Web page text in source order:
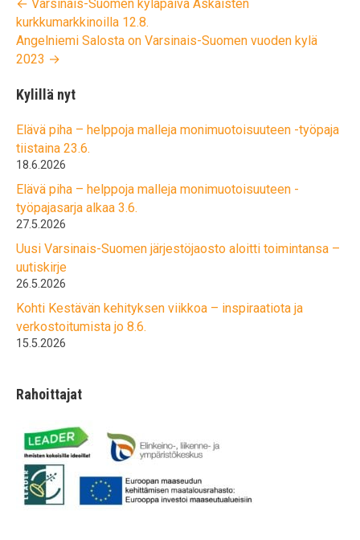
← Varsinais-Suomen kyläpäivä Askaisten
kurkkumarkkinoilla 12.8.
Angelniemi Salosta on Varsinais-Suomen vuoden kylä
2023 →
Kylillä nyt
Elävä piha – helppoja malleja monimuotoisuuteen -työpaja
tiistaina 23.6.
18.6.2026
Elävä piha – helppoja malleja monimuotoisuuteen -
työpajasarja alkaa 3.6.
27.5.2026
Uusi Varsinais-Suomen järjestöjaosto aloitti toimintansa –
uutiskirje
26.5.2026
Kohti Kestävän kehityksen viikkoa – inspiraatiota ja
verkostoitumista jo 8.6.
15.5.2026
Rahoittajat